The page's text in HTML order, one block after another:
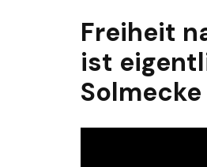
Freiheit
ist
Solmecke